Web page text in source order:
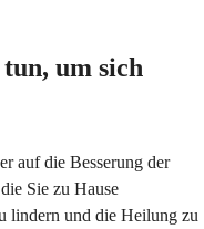
um sich
auf die Besserung der
Sie zu Hause
lindern und die Heilung zu